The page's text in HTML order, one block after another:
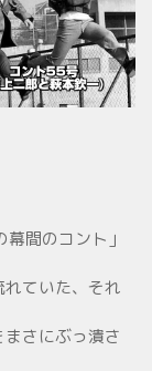
間のコント」
ていた、それ
さにぶっ潰さ